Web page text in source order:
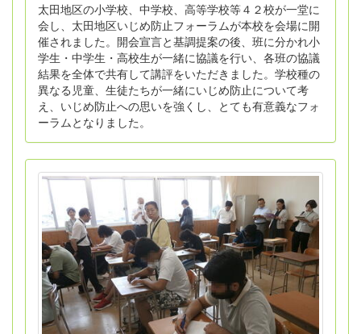
太田地区の小学校、中学校、高等学校等４２校が一堂に
会し、太田地区いじめ防止フォーラムが本校を会場に開
催されました。開会宣言と基調提案の後、班に分かれ小
学生・中学生・高校生が一緒に協議を行い、各班の協議
結果を全体で共有して講評をいただきました。学校種の
異なる児童、生徒たちが一緒にいじめ防止について考
え、いじめ防止への思いを強くし、とても有意義なフォ
ーラムとなりました。